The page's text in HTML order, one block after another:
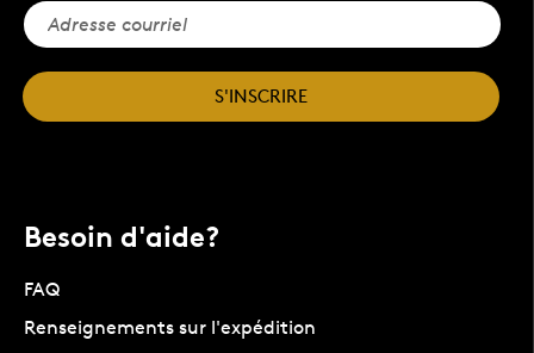
S'INSCRIRE
Besoin d'aide?
FAQ
Renseignements sur l'expédition